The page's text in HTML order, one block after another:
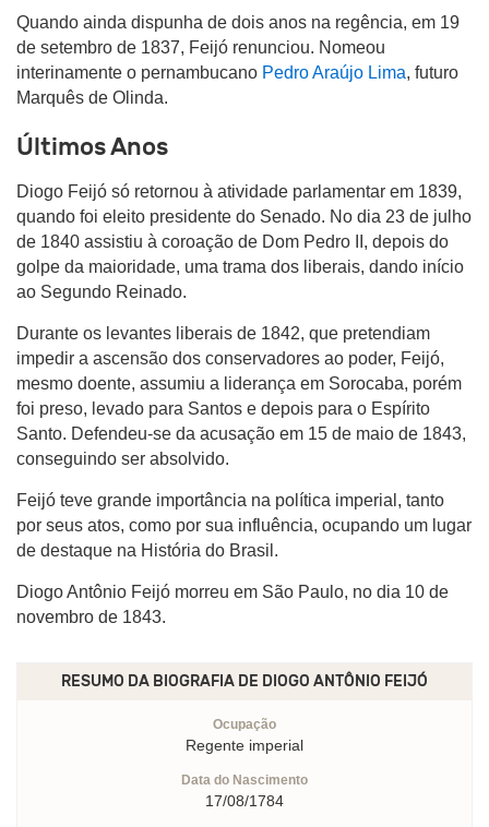
Quando ainda dispunha de dois anos na regência, em 19
de setembro de 1837, Feijó renunciou. Nomeou
interinamente o pernambucano Pedro Araújo Lima, futuro
Marquês de Olinda.
Últimos Anos
Diogo Feijó só retornou à atividade parlamentar em 1839,
quando foi eleito presidente do Senado. No dia 23 de julho
de 1840 assistiu à coroação de Dom Pedro II, depois do
golpe da maioridade, uma trama dos liberais, dando início
ao Segundo Reinado.
Durante os levantes liberais de 1842, que pretendiam
impedir a ascensão dos conservadores ao poder, Feijó,
mesmo doente, assumiu a liderança em Sorocaba, porém
foi preso, levado para Santos e depois para o Espírito
Santo. Defendeu-se da acusação em 15 de maio de 1843,
conseguindo ser absolvido.
Feijó teve grande importância na política imperial, tanto
por seus atos, como por sua influência, ocupando um lugar
de destaque na História do Brasil.
Diogo Antônio Feijó morreu em São Paulo, no dia 10 de
novembro de 1843.
RESUMO DA BIOGRAFIA DE DIOGO ANTÔNIO FEIJÓ
Ocupação
Regente imperial
Data do Nascimento
17/08/1784